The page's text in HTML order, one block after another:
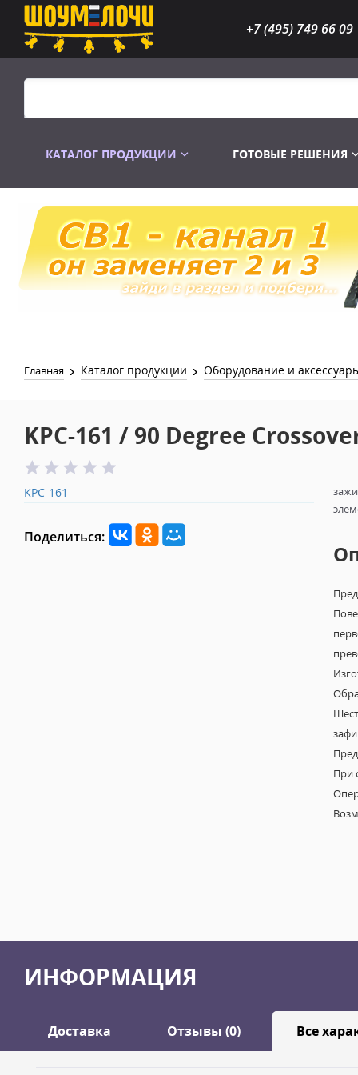
+7 (495) 749 66 09
КАТАЛОГ ПРОДУКЦИИ
Распродажа Лампы
ГОТОВЫЕ РЕШЕНИЯ
Главная Каталог продукции Оборудование и
KPC-161 / 90 Degree
KPC-161
Поделиться:
При
ИНФОРМАЦИЯ
Доставка Отзывы (0) Все